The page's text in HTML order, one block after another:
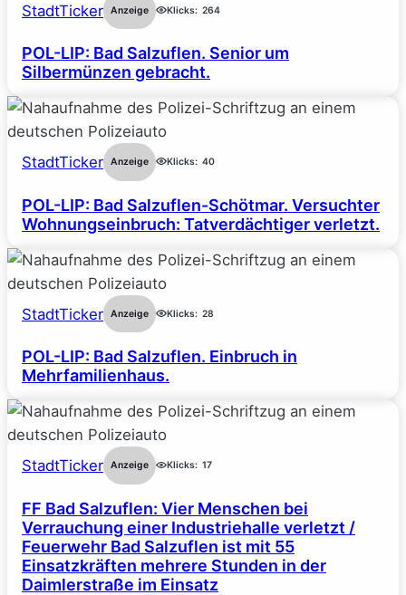
StadtTicker Anzeige Klicks: 264
POL-LIP: Bad Salzuflen. Senior um
Silbermünzen gebracht.
StadtTicker Anzeige Klicks: 40
POL-LIP: Bad Salzuflen-Schötmar. Versuchter
Wohnungseinbruch: Tatverdächtiger verletzt.
StadtTicker Anzeige Klicks: 28
POL-LIP: Bad Salzuflen. Einbruch in
Mehrfamilienhaus.
StadtTicker Anzeige Klicks: 17
FF Bad Salzuflen: Vier Menschen bei
Verrauchung einer Industriehalle verletzt /
Feuerwehr Bad Salzuflen ist mit 55
Einsatzkräften mehrere Stunden in der
Daimlerstraße im Einsatz